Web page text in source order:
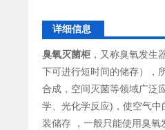
详细信息
臭氧灭菌柜 ，又称臭氧发生
下可进行短时间的储存），
合成，空间灭菌等领域广泛
学、光化学反应)，使空气
装储存 ，一般只能使用臭